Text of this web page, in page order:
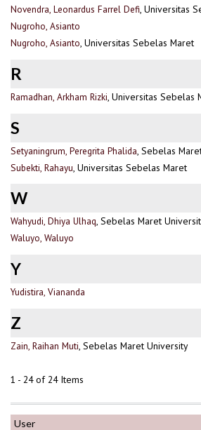
User
Novendra, Leonardus Farrel Defi, Universitas
Nugroho, Asianto
Nugroho, Asianto, Universitas Sebelas Maret
R
Ramadhan, Arkham Rizki, Universitas Sebelas
S
Setyaningrum, Peregrita Phalida , Sebelas
Subekti, Rahayu , Universitas Sebelas Maret
W
Wahyudi, Dhiya Ulhaq, Sebelas Maret
Waluyo, Waluyo
Y
Yudistira, Viananda
Z
Zain, Raihan Muti , Sebelas Maret University
1 - 24 of 24 Items